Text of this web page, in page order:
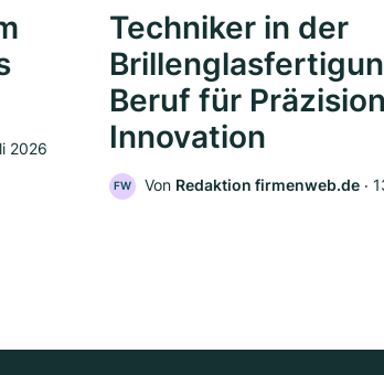
2026
Techniker in der
Beruf für
Innovation
FW Von Redaktion firmenweb.de ‧